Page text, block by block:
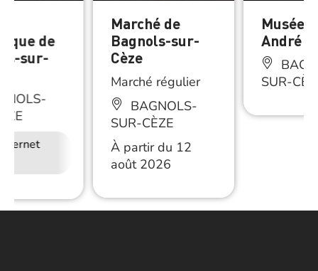
de
sur-
Marché de
Bagnols-sur-
Cèze
Marché régulier
BAGNOLS-
SUR-CÈZE
À partir du 12
août 2026
Musée
André
SUR-